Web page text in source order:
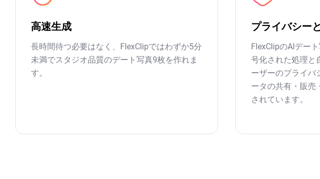
高速生成
長時間待つ必要はなく、FlexClipではわずか5分
未満でスタジオ品質のデート写真9枚を作れま
す。
プライバシー
FlexClipのAIデー
号化された処理と
ーザーのプライバ
ータの共有・販売
されています。